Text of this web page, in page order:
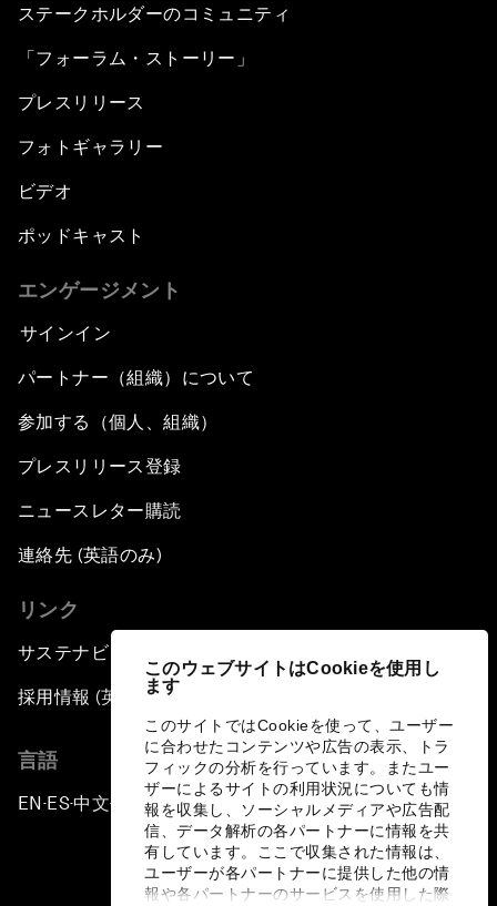
このウェブサイトはCookieを使用し
ます
このサイトではCookieを使って、ユーザー
に合わせたコンテンツや広告の表示、トラ
フィックの分析を行っています。またユー
ザーによるサイトの利用状況についても情
報を収集し、ソーシャルメディアや広告配
信、データ解析の各パートナーに情報を共
有しています。ここで収集された情報は、
ユーザーが各パートナーに提供した他の情
報や各パートナーのサービスを使用した際
ステークホルダーのコミュニティ
「フォーラム・ストーリー」
プレスリリース
フォトギャラリー
ビデオ
ポッドキャスト
エンゲージメント
サインイン
パートナー（組織）について
参加する（個人、組織）
プレスリリース登録
ニュースレター購読
連絡先 (英語のみ)
リンク
サステナビリティへの取り組み
採用情報 (英語のみ)
言語
EN ▪ES▪中文▪ 日本語